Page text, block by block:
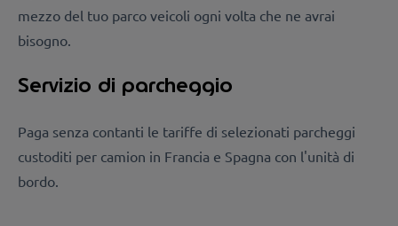
mezzo del tuo parco veicoli ogni volta che ne avrai
bisogno.
Servizio di parcheggio
Paga senza contanti le tariffe di selezionati parcheggi
custoditi per camion in Francia e Spagna con l'unità di
bordo.